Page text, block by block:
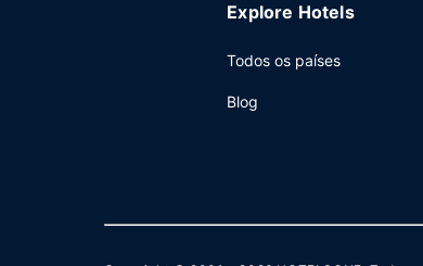
Explore Hotels
Todos os países
Blog